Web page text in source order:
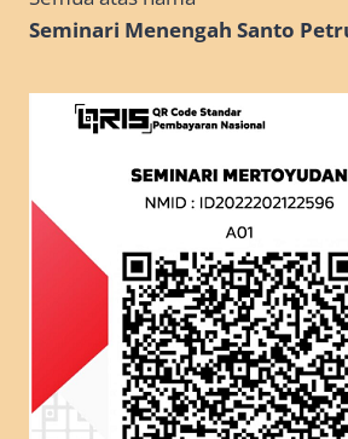
Seminari Menengah Santo